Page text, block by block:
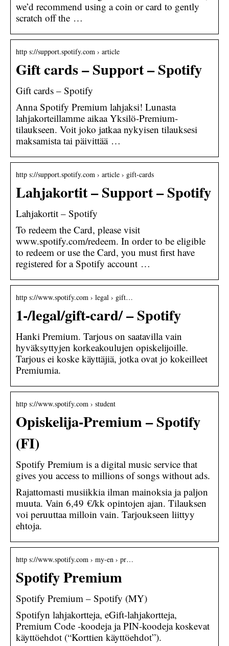
we’d recommend using a coin or card to gently
scratch off the …
http s://support.spotify.com › article
Gift cards – Support – Spotify
Gift cards – Spotify
Anna Spotify Premium lahjaksi! Lunasta
lahjakorteillamme aikaa Yksilö-Premium-
tilaukseen. Voit joko jatkaa nykyisen tilauksesi
maksamista tai päivittää …
http s://support.spotify.com › article › gift-cards
Lahjakortit – Support – Spotify
Lahjakortit – Spotify
To redeem the Card, please visit
www.spotify.com/redeem. In order to be eligible
to redeem or use the Card, you must first have
registered for a Spotify account …
http s://www.spotify.com › legal › gift…
1-/legal/gift-card/ – Spotify
Hanki Premium. Tarjous on saatavilla vain
hyväksyttyjen korkeakoulujen opiskelijoille.
Tarjous ei koske käyttäjiä, jotka ovat jo kokeilleet
Premiumia.
http s://www.spotify.com › student
Opiskelija-Premium – Spotify
(FI)
Spotify Premium is a digital music service that
gives you access to millions of songs without ads.
Rajattomasti musiikkia ilman mainoksia ja paljon
muuta. Vain 6,49 €/kk opintojen ajan. Tilauksen
voi peruuttaa milloin vain. Tarjoukseen liittyy
ehtoja.
http s://www.spotify.com › my-en › pr…
Spotify Premium
Spotify Premium – Spotify (MY)
Spotifyn lahjakortteja, eGift-lahjakortteja,
Premium Code -koodeja ja PIN-koodeja koskevat
käyttöehdot (“Korttien käyttöehdot”).